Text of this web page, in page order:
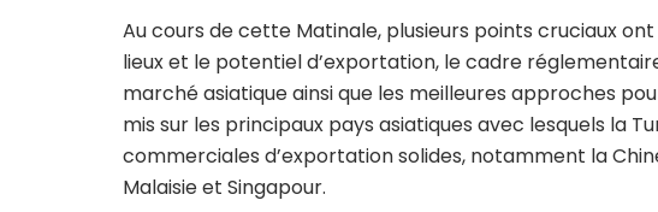
Au cours de cette Matinale, plusieurs points cruciaux
lieux et le potentiel d’exportation, le cadre
marché asiatique ainsi que les meilleures approches
mis sur les principaux pays asiatiques avec lesquels la
commerciales d’exportation solides, notamment la
Malaisie et Singapour.